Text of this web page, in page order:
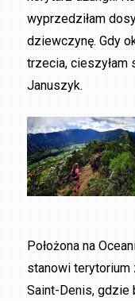
wyprzedziłam
dziewczynę. Gdy
trzecia, cieszyłam
Januszyk.
Położona na
stanowi
Saint-Denis, gdzie